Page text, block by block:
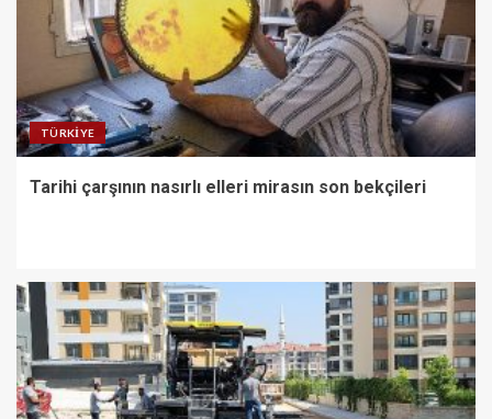
TÜRKIYE
Tarihi çarşının nasırlı elleri mirasın son bekçileri